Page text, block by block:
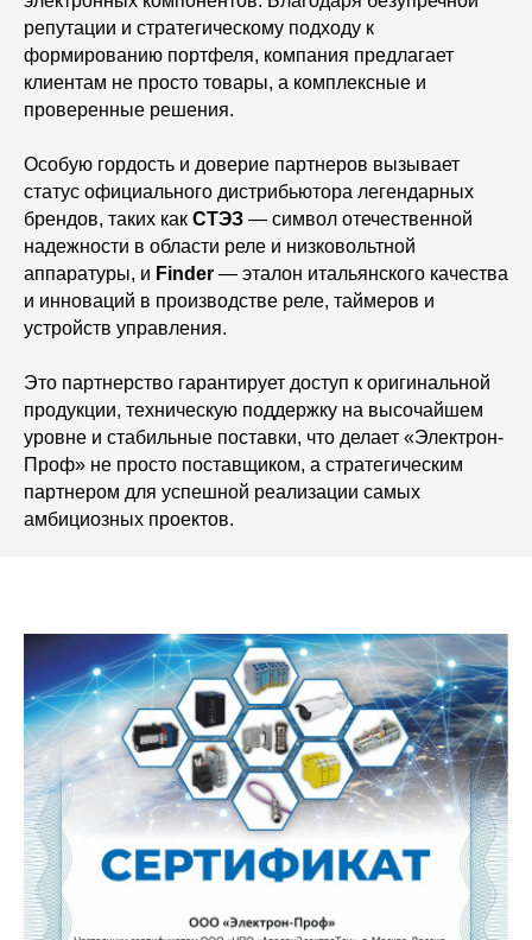
репутации и стратегическому подходу к
формированию портфеля, компания предлагает
клиентам не просто товары, а комплексные и
проверенные решения.
Особую гордость и доверие партнеров вызывает
статус официального дистрибьютора легендарных
брендов, таких как СТЭЗ — символ отечественной
надежности в области реле и низковольтной
аппаратуры, и Finder — эталон итальянского качества
и инноваций в производстве реле, таймеров и
устройств управления.
Это партнерство гарантирует доступ к оригинальной
продукции, техническую поддержку на высочайшем
уровне и стабильные поставки, что делает «Электрон-
Проф» не просто поставщиком, а стратегическим
партнером для успешной реализации самых
амбициозных проектов.